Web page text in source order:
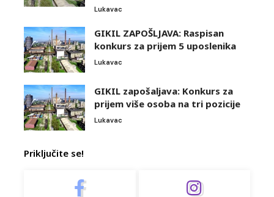
Lukavac
GIKIL ZAPOŠLJAVA: Raspisan
konkurs za prijem 5 uposlenika
Lukavac
GIKIL zapošaljava: Konkurs za
prijem više osoba na tri pozicije
Lukavac
Priključite se!